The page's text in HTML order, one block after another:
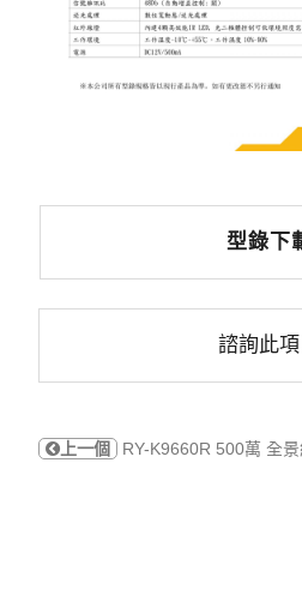
型錄下
諮詢此項
上一個 RY-K9660R 500萬 全